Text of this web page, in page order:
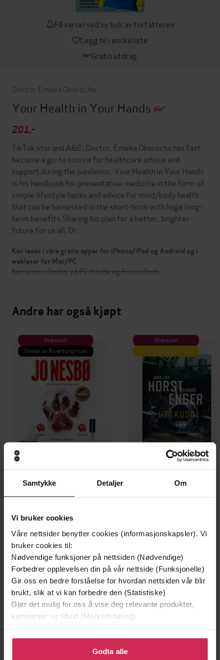
Samtykke Detaljer Om
Vi bruker cookies
Våre nettsider benytter cookies (informasjonskapsler). Vi
bruker cookies til:
Nødvendige funksjoner på nettsiden (Nødvendige)
Forbedrer opplevelsen din på vår nettside (Funksjonelle)
Gir oss en bedre forståelse for hvordan nettsiden vår blir
brukt, slik at vi kan forbedre den (Statistiske)
Gjør det mulig for oss å vise deg relevante produkter,
kampanjer og tilbud (Markedsføring)
Klikk på «Godta alle» for å gi oss ditt samtykke til å
bruke cookies for alle disse formålene. Du kan også
Godta alle
Få varsel ved ny bok av forfatteren
Legg til i ønskeliste
Gratis utdrag
Doctor Emeka Okorocha
Your Health in Your Hands
201,-
TikTok star and A&E; Doctor, Emeka Okorocha has fast
become a go-to source for healthcare advice and
support during the pandemic. Your Health in Your Hands
is his handbook for preventative medicine in the form of
simple lifestyle hacks and advice for mind/body health
that can be harnessed in the short-term with huge long-
term benefits.Sharing his plan for a better, brighter
future for us all, Dr …
Kan leses i våre gratis apper for iPhone/iPad og Android og i
webleser for Mac/PC
Kan leses i iBooks, på PC, Kindle og PocketBook
Andre har også kjøpt
Premium
Vinner av Rivertonprisen
199,-
Minnesota
Jo Nesbø
Premium
Første gang på tilbud
349,-
Utskudd
Forfattere Doctor Emeka Okorocha(forfatter)
Forlag Yellow Kite
Utgitt 23.06.2022
Sjanger Helse og livsstil,Dokumentar og fakta